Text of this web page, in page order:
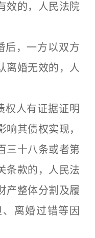
效的，人民法院
后，一方以双方
离婚无效的，人
权人有证据证明
其债权实现，
三十八条或者第
条款的，人民法
产整体分割及履
离婚过错等因